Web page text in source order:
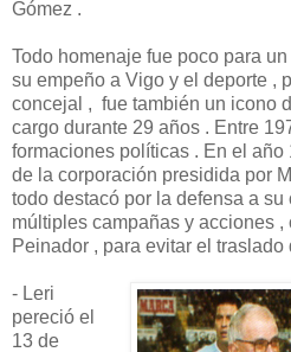
Gómez .
Todo homenaje fue poco para
su empeño a Vigo y el deporte ,
concejal , fue también un icono
cargo durante 29 años . Entre
formaciones políticas . En el año
de la corporación presidida por
todo destacó por la defensa a
múltiples campañas y acciones
Peinador , para evitar el traslado
- Leri
pereció el
13 de